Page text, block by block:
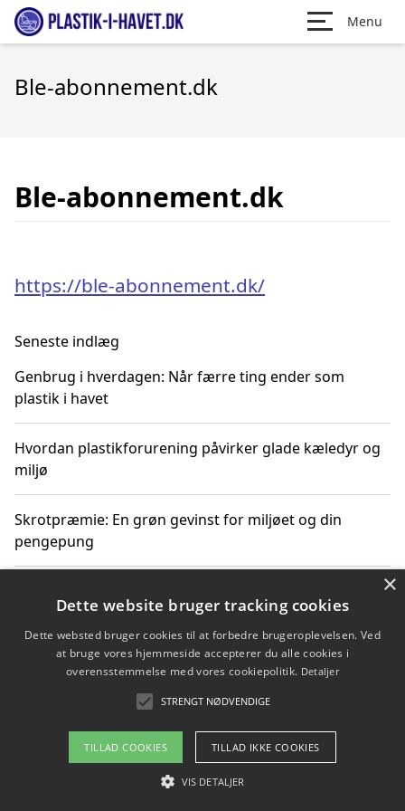
Menu
Ble-abonnement.dk
Ble-abonnement.dk
https://ble-abonnement.dk/
Seneste indlæg
Genbrug i hverdagen: Når færre ting ender som
plastik i havet
Hvordan plastikforurening påvirker glade kæledyr og
miljø
Skrotpræmie: En grøn gevinst for miljøet og din
pengepung
Hvordan blåfade med rist kan hjælpe med at reducere
plastik i havet
Spil kasinospil på et troværdigt online casino: Din
guide til sikker og sjov underholdning
Copyright 2026 - Pilanto Aps
Om / kontakt
×
Dette website bruger tracking cookies
Dette websted bruger cookies til at forbedre brugeroplevelsen. Ved
at bruge vores hjemmeside accepterer du alle cookies i
overensstemmelse med vores cookiepolitik. Detaljer
STRENGT NØDVENDIGE
TILLAD COOKIES TILLAD IKKE COOKIES
VIS DETALJER